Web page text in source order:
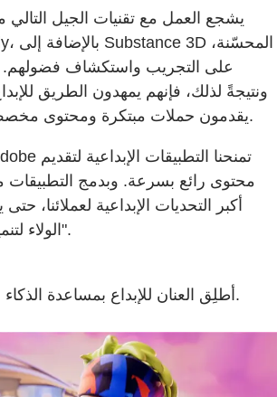
يشجع العمل مع تقنيات الجيل التالي
ونتيجةً لذلك، فإنهم يمهدون الطريق
يقدمون حملات مبتكرة ومحتوى مخصص على نطاق واسع.
محتوى رائع بسرعة. وبدمج التطبيقات
أكبر التحديات الإبداعية لعملائنا، حتى
الولاء لتنمية علاماتهم التجارية".
أطلِق العنان للإبداع بمساعدة الذكاء الاصطناعي التوليدي.